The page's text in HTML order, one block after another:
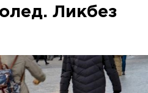
Ликбез